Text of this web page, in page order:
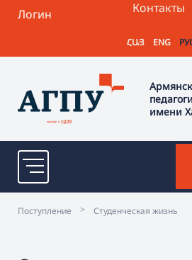
Логин Контакты
ՀԱՅ ENG
имени
Поступление > Студенческая жизнь